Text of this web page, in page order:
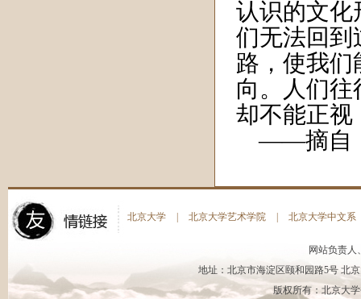
认识的文化
们无法回到
路，使我
向。人们
却不能正视
——摘自
北京大学 北京大学艺术学院 北京大学中文系
网站负责
地址：北京市海淀区颐和园路5号 北
版权所有：北京大